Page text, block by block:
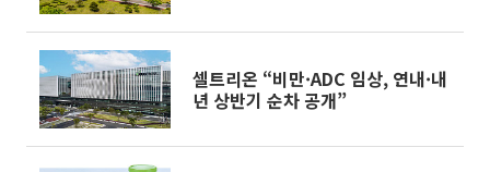
셀트리온 “비만·ADC 임상, 연내·내
년 상반기 순차 공개”